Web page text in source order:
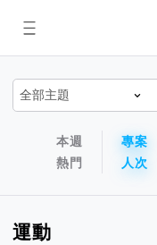
專案排序以及過濾篩選器
專案排序導航欄
本週
熱門
專案
人次
運動